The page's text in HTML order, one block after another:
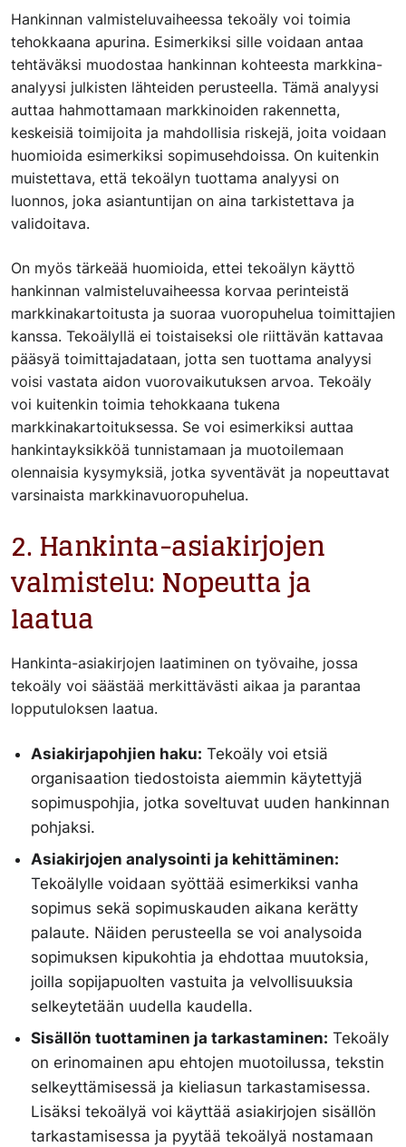
Hankinnan valmisteluvaiheessa tekoäly voi toimia
tehokkaana apurina. Esimerkiksi sille voidaan antaa
tehtäväksi muodostaa hankinnan kohteesta markkina-
analyysi julkisten lähteiden perusteella. Tämä analyysi
auttaa hahmottamaan markkinoiden rakennetta,
keskeisiä toimijoita ja mahdollisia riskejä, joita voidaan
huomioida esimerkiksi sopimusehdoissa. On kuitenkin
muistettava, että tekoälyn tuottama analyysi on
luonnos, joka asiantuntijan on aina tarkistettava ja
validoitava.
On myös tärkeää huomioida, ettei tekoälyn käyttö
hankinnan valmisteluvaiheessa korvaa perinteistä
markkinakartoitusta ja suoraa vuoropuhelua toimittajien
kanssa. Tekoälyllä ei toistaiseksi ole riittävän kattavaa
pääsyä toimittajadataan, jotta sen tuottama analyysi
voisi vastata aidon vuorovaikutuksen arvoa. Tekoäly
voi kuitenkin toimia tehokkaana tukena
markkinakartoituksessa. Se voi esimerkiksi auttaa
hankintayksikköä tunnistamaan ja muotoilemaan
olennaisia kysymyksiä, jotka syventävät ja nopeuttavat
varsinaista markkinavuoropuhelua.
2. Hankinta-asiakirjojen
valmistelu: Nopeutta ja
laatua
Hankinta-asiakirjojen laatiminen on työvaihe, jossa
tekoäly voi säästää merkittävästi aikaa ja parantaa
lopputuloksen laatua.
Asiakirjapohjien haku: Tekoäly voi etsiä
organisaation tiedostoista aiemmin käytettyjä
sopimuspohjia, jotka soveltuvat uuden hankinnan
pohjaksi.
Asiakirjojen analysointi ja kehittäminen:
Tekoälylle voidaan syöttää esimerkiksi vanha
sopimus sekä sopimuskauden aikana kerätty
palaute. Näiden perusteella se voi analysoida
sopimuksen kipukohtia ja ehdottaa muutoksia,
joilla sopijapuolten vastuita ja velvollisuuksia
selkeytetään uudella kaudella.
Sisällön tuottaminen ja tarkastaminen: Tekoäly
on erinomainen apu ehtojen muotoilussa, tekstin
selkeyttämisessä ja kieliasun tarkastamisessa.
Lisäksi tekoälyä voi käyttää asiakirjojen sisällön
tarkastamisessa ja pyytää tekoälyä nostamaan